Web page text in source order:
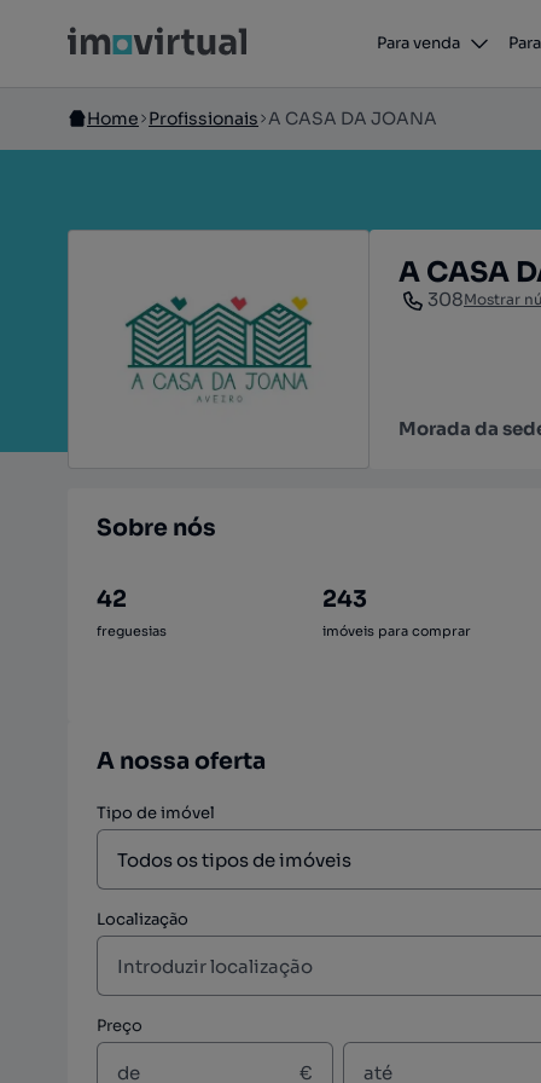
Para venda
Home Profissionais A CASA DA JOANA
A CASA
308Mostrar
Morada da
Sobre nós
42
freguesias
243
imóveis para comprar
A nossa oferta
Tipo de imóvel
Localização
Preço
€